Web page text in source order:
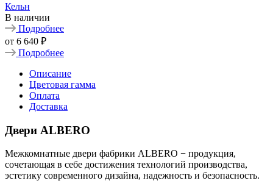
Кельн
В наличии
Подробнее
от 6 640 ₽
Подробнее
Описание
Цветовая гамма
Оплата
Доставка
Двери ALBERO
Межкомнатные двери фабрики ALBERO − продукция,
сочетающая в себе достижения технологий производства,
эстетику современного дизайна, надежность и безопасность.